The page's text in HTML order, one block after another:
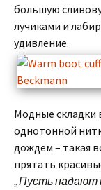
большую
лучиками и
удивление.
Модные складки
однотонной
дождем – такая
прятать
„Пусть падают